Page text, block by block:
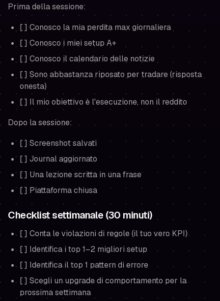
Prima della sessione:
[ ] Conosco la mia perdita max giornaliera
[ ] Conosco i miei setup A+
[ ] Conosco il calendario delle notizie
[ ] Sono abbastanza riposato per tradare (risposta
onesta)
[ ] Il mio obiettivo è l'esecuzione, non il reddito
Dopo la sessione:
[ ] Screenshot salvati
[ ] Journal aggiornato
[ ] Una lezione scritta in una frase
[ ] Piattaforma chiusa
Checklist settimanale (30 minuti)
[ ] Conta le violazioni di regole (il tuo vero KPI)
[ ] Identifica i top 1–2 migliori setup
[ ] Identifica il top 1 pattern di errore
[ ] Scegli un upgrade di comportamento per la
prossima settimana